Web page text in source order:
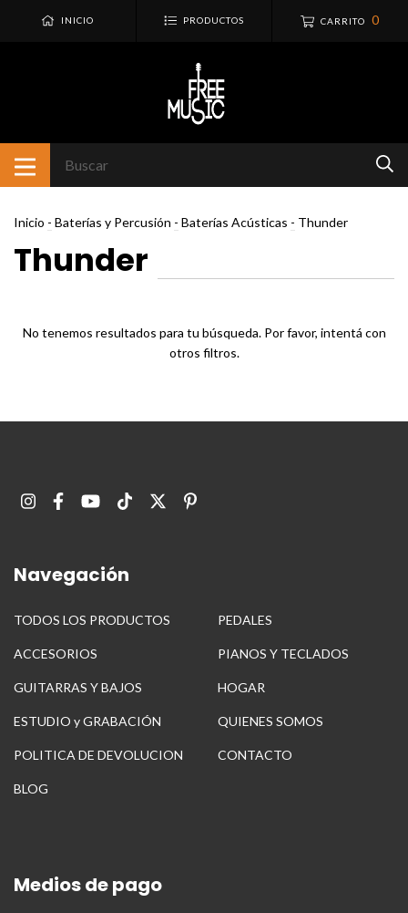
INICIO PRODUCTOS CARRITO 0
Inicio - Baterías y Percusión - Baterías Acústicas - Thunder
Thunder
No tenemos resultados para tu búsqueda. Por favor, intentá con
otros filtros.
Navegación
TODOS LOS PRODUCTOS PEDALES
ACCESORIOS PIANOS Y TECLADOS
GUITARRAS Y BAJOS HOGAR
ESTUDIO y GRABACIÓN QUIENES SOMOS
POLITICA DE DEVOLUCION CONTACTO
BLOG
Medios de pago